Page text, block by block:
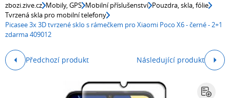
zbozi.zive.cz Mobily, GPS Mobilní příslušenství Pouzdra, skla, fólie
Tvrzená skla pro mobilní telefony
Picasee 3x 3D tvrzené sklo s rámečkem pro Xiaomi Poco X6 - černé - 2+1
zdarma 409012
Předchozí produkt Následující produkt